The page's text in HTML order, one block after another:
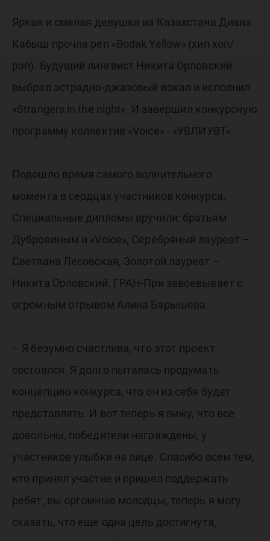
Яркая и смелая девушка из Казахстана Диана
Кабыш прочла реп «Bodak Yellow» (хип хоп/
рэп). Будущий лингвист Никита Орловский
выбрал эстрадно-джазовый вокал и исполнил
«Strangers in the night». И завершил конкурсную
программу коллектив «Voice» - «УВЛИУВТ».
Подошло время самого волнительного
момента в сердцах участников конкурса.
Специальные дипломы вручили: братьям
Дубровиным и «Voice», Серебряный лауреат –
Светлана Лесовская, Золотой лауреат –
Никита Орловский. ГРАН-При завоевывает с
огромным отрывом Алина Барышева.
– Я безумно счастлива, что этот проект
состоялся. Я долго пыталась продумать
концепцию конкурса, что он из себя будет
представлять. И вот теперь я вижу, что все
довольны, победители награждены, у
участников улыбки на лице. Спасибо всем тем,
кто принял участие и пришел поддержать
ребят, вы оргомные молодцы, теперь я могу
сказать, что еще одна цель достигнута,